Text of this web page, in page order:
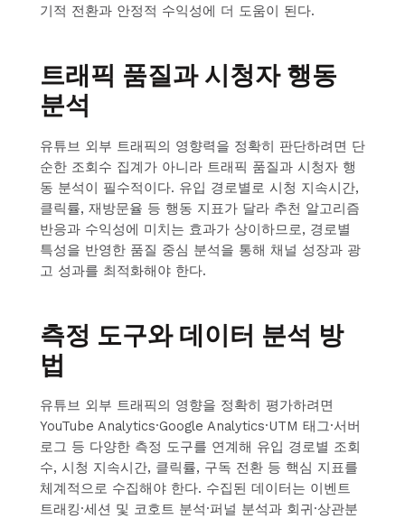
기적 전환과 안정적 수익성에 더 도움이 된다.
트래픽 품질과 시청자 행동
분석
유튜브 외부 트래픽의 영향력을 정확히 판단하려면 단
순한 조회수 집계가 아니라 트래픽 품질과 시청자 행
동 분석이 필수적이다. 유입 경로별로 시청 지속시간,
클릭률, 재방문율 등 행동 지표가 달라 추천 알고리즘
반응과 수익성에 미치는 효과가 상이하므로, 경로별
특성을 반영한 품질 중심 분석을 통해 채널 성장과 광
고 성과를 최적화해야 한다.
측정 도구와 데이터 분석 방
법
유튜브 외부 트래픽의 영향을 정확히 평가하려면
YouTube Analytics·Google Analytics·UTM 태그·서버
로그 등 다양한 측정 도구를 연계해 유입 경로별 조회
수, 시청 지속시간, 클릭률, 구독 전환 등 핵심 지표를
체계적으로 수집해야 한다. 수집된 데이터는 이벤트
트래킹·세션 및 코호트 분석·퍼널 분석과 회귀·상관분